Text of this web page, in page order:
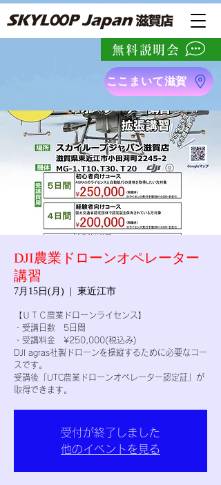
無料説明会
ここまいて滋賀
DJI農業ドローンオペレーター
講習
7月15日(月) 東近江市
【ＵＴＣ農業ドローンライセンス】
・受講日数 5日間
・受講料金 ¥250,000(税込み)
DJI agras社製ドローンを操縦するために必要なコー
スです。
受講後「UTC農業ドローンオペレーター認定証」が
取得できます。
受付が終了しました
他のイベントを見る